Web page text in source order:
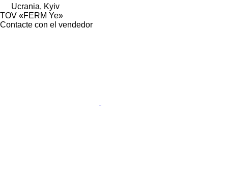
Ucrania, Kyiv
TOV «FERM Ye»
Contacte con el vendedor